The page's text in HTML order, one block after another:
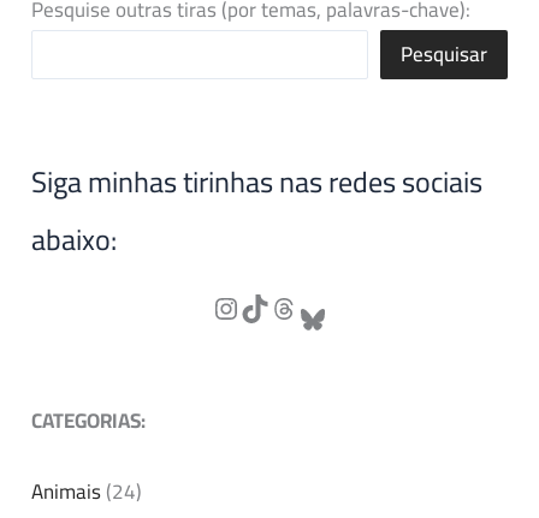
Pesquise outras tiras (por temas, palavras-chave):
Pesquisar
Siga minhas tirinhas nas redes sociais
abaixo:
CATEGORIAS:
Animais(24)